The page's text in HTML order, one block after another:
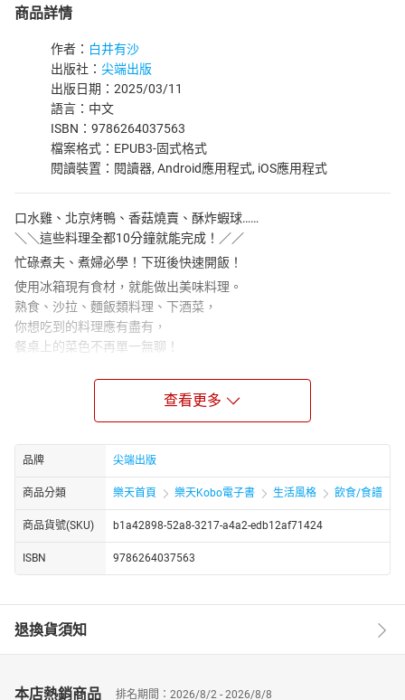
商品詳情
作者： 白井有沙
出版社： 尖端出版
出版日期：2025/03/11
語言：中文
ISBN：9786264037563
檔案格式：EPUB3-固式格式
閱讀裝置：閱讀器, Android應用程式, iOS應用程式
口水雞、北京烤鴨、香菇燒賣、酥炸蝦球……
＼＼這些料理全都10分鐘就能完成！／／
忙碌煮夫、煮婦必學！下班後快速開飯！
使用冰箱現有食材，就能做出美味料理。
熟食、沙拉、麵飯類料理、下酒菜，
你想吃到的料理應有盡有，
餐桌上的菜色不再單一無聊！
｜擺盤技巧｜
技巧1 堆出高度
中間堆高的方式，透過立體感來增加分量及創造美感。
技巧2 平均分散
將各式食材平均分散擺盤，讓配色更加均勻。
技巧3 錯開擺盤
切片狀食材交錯堆疊鋪在盤面，營造出層次感。
｜食譜特色｜
★作者為現役百貨公司地下美食街食譜開發員，透過不斷的研發、
查看更多
品牌 尖端出版
商品分類 樂天首頁 樂天Kobo電子書 生活風格 飲食/食譜
商品貨號(SKU) b1a42898-52a8-3217-a4a2-edb12af71424
ISBN 9786264037563
退換貨須知
本店熱銷商品 排名期間：2026/8/2 - 2026/8/8